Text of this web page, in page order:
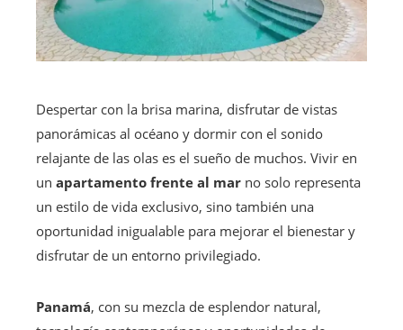
Despertar con la brisa marina, disfrutar de vistas
panorámicas al océano y dormir con el sonido
relajante de las olas es el sueño de muchos. Vivir en
un apartamento frente al mar no solo representa
un estilo de vida exclusivo, sino también una
oportunidad inigualable para mejorar el bienestar y
disfrutar de un entorno privilegiado.
Panamá, con su mezcla de esplendor natural,